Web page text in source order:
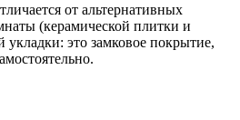
от альтернативных
(керамической плитки и
укладки: это замковое покрытие,